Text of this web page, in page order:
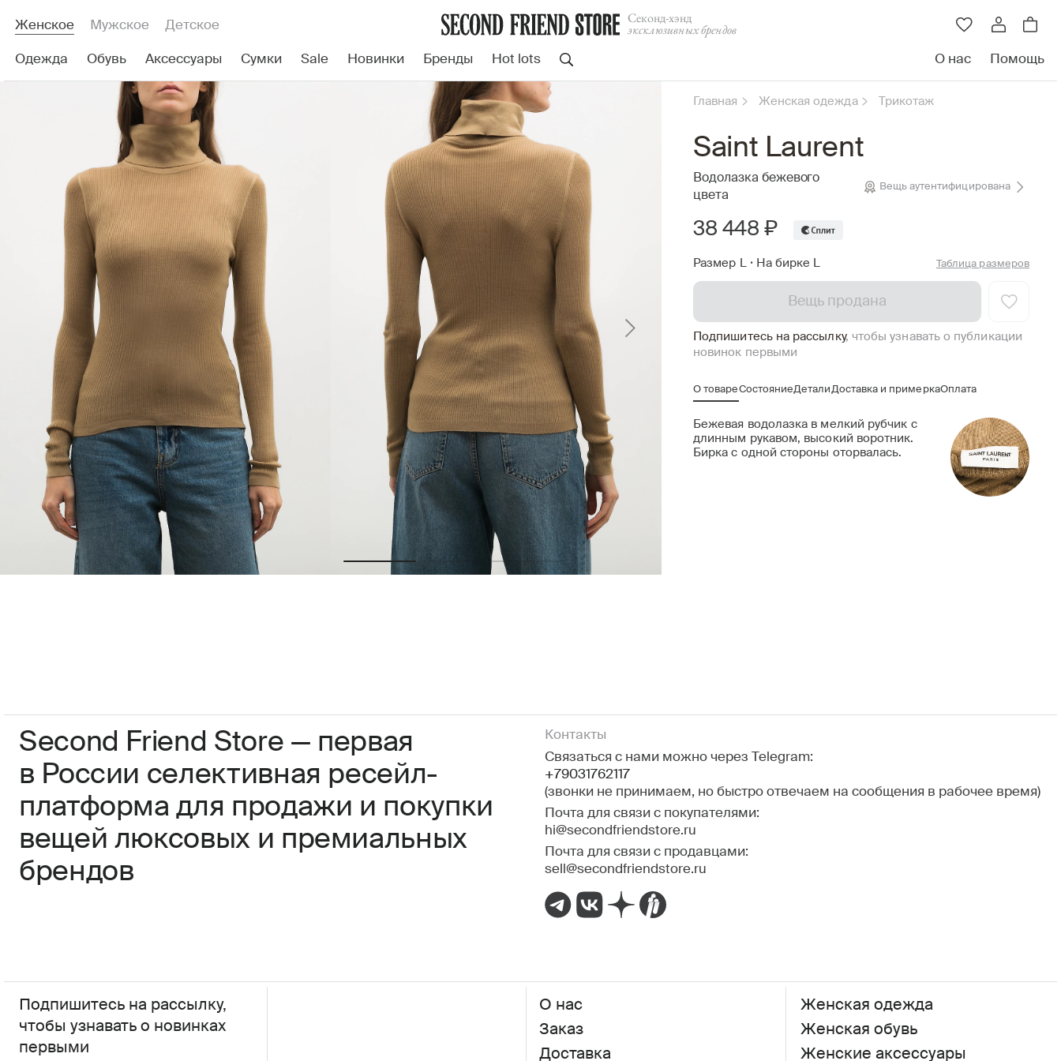
Женское Мужское Детское Cеконд-хэнд
эксклюзивных брендов
Одежда Обувь Аксессуары Сумки Sale Новинки Бренды Hot lots О нас Помощь
Главная Женская одежда Трикотаж
Saint Laurent
Водолазка бежевого
цвета
Вещь аутентифицирована
38 448 ₽
Размер L • На бирке L Таблица размеров
Вещь продана
Подпишитесь на рассылку, чтобы узнавать о публикации
новинок первыми
О товареСостояниеДеталиДоставка и примеркаОплата
Бежевая водолазка в мелкий рубчик с
длинным рукавом, высокий воротник.
Бирка с одной стороны оторвалась.
Second Friend Store — первая
в России селективная ресейл-
платформа для продажи и покупки
вещей люксовых и премиальных
брендов
Контакты
Связаться с нами можно через Telegram:
+79031762117
(звонки не принимаем, но быстро отвечаем на сообщения в рабочее время)
Почта для связи с покупателями:
hi@secondfriendstore.ru
Почта для связи с продавцами:
sell@secondfriendstore.ru
Подпишитесь на рассылку,
чтобы узнавать о новинках
первыми
О нас
Заказ
Доставка
Женская одежда
Женская обувь
Женские аксессуары